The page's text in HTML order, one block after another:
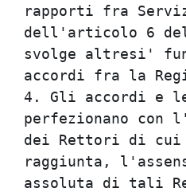
rapporti fra
dell'articolo 6
svolge altresi'
accordi fra
4. Gli accordi
perfezionano
dei Rettori di
raggiunta,